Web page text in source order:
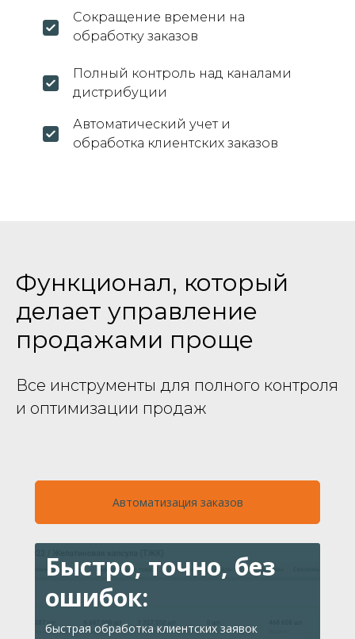
Автоматический учет и
обработка клиентских заказов
Полный контроль над каналами
дистрибуции
Сокращение времени на
обработку заказов
Финансы
Закупки
Аналитика
Функционал, который
делает управление
продажами проще
Все инструменты для полного контроля
и оптимизации продаж
Автоматизация заказов
быстрая обработка клиентских заявок
Быстро, точно, без
ошибок: